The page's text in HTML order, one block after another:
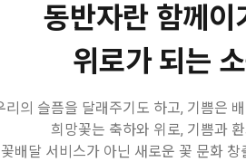
동반자란 함께이
위로가 되는
리의 슬픔을 달래주기도 하고, 기쁨은
희망꽃는 축하와 위로, 기쁨과
배달 서비스가 아닌 새로운 꽃 문화